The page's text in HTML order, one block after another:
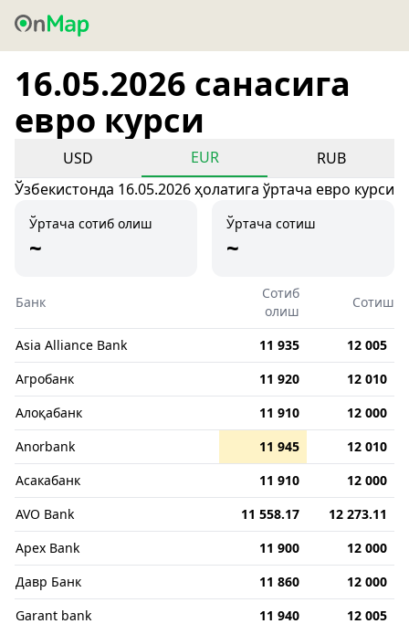
16.05.2026 санасига
евро курси
USD EUR
RUB
Ўзбекистонда 16.05.2026 ҳолатига ўртача евро курси
Ўртача сотиб олиш
~
Ўртача сотиш
~
Банк
Сотиб
олиш
Сотиш
Asia Alliance Bank 11 935
12 005
Агробанк
11 920
12 010
Алоқабанк
11 910
12 000
Anorbank
11 945
12 010
Асакабанк
11 910
12 000
AVO Bank
11 558.17
12 273.11
Apex Bank
11 900
12 000
Давр Банк
11 860
12 000
Garant bank
11 940
12 005